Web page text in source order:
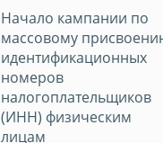
Начало кампании по
массовому
идентификационных
номеров
налогоплательщиков
(ИНН) физическим
лицам